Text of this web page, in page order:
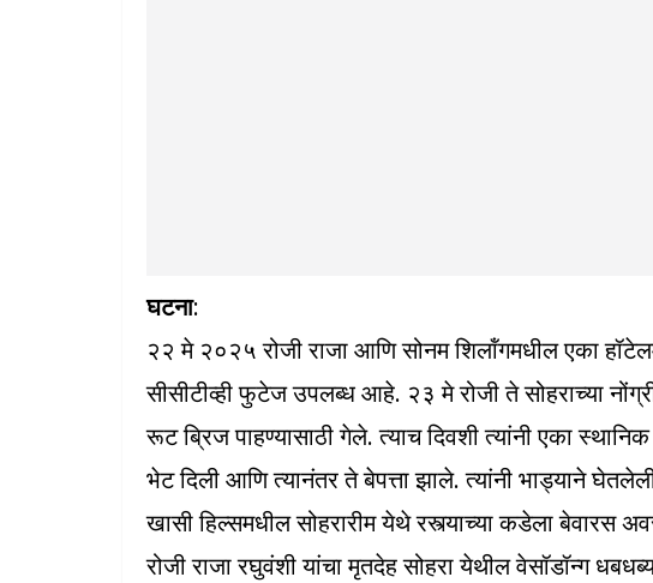
घटना:
२२ मे २०२५ रोजी राजा आणि सोनम शिलॉंगमधील एका
सीसीटीव्ही फुटेज उपलब्ध आहे. २३ मे रोजी ते सोहराच्या
रूट ब्रिज पाहण्यासाठी गेले. त्याच दिवशी त्यांनी एका
भेट दिली आणि त्यानंतर ते बेपत्ता झाले. त्यांनी भाड्याने
खासी हिल्समधील सोहरारीम येथे रस्त्याच्या कडेला
रोजी राजा रघुवंशी यांचा मृतदेह सोहरा येथील वेसॉडॉन्ग